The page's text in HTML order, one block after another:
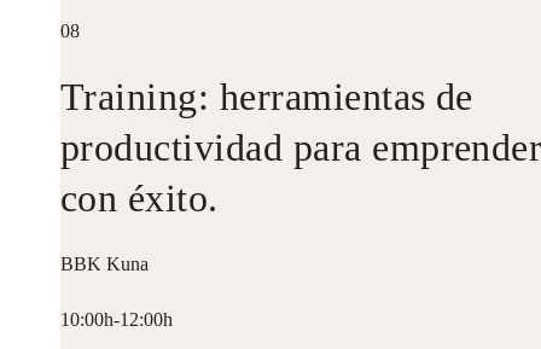
08
Training: herramientas de
productividad para
con éxito.
BBK Kuna
10:00h-12:00h